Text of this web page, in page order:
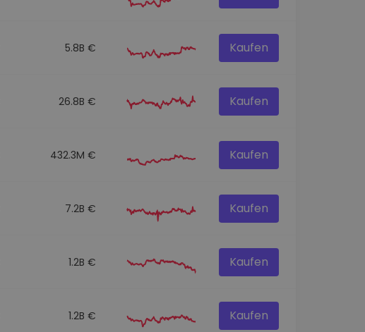
5.8B € Kaufen
26.8B € Kaufen
432.3M € Kaufen
7.2B € Kaufen
1.2B € Kaufen
1.2B € Kaufen